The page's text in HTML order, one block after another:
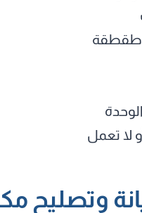
طقطقة
لا تعمل
وتصليح